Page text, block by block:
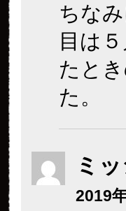
ちな
目は
たと
た。
ミ
2019